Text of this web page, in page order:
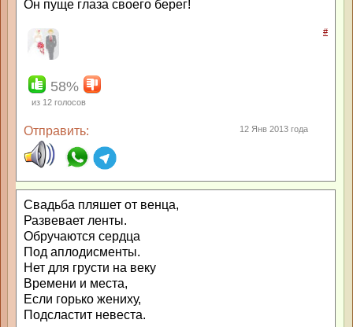
Он пуще глаза своего берег!
#
58%
из 12 голосов
Отправить: 12 Янв 2013 года
Свадьба пляшет от венца,
Развевает ленты.
Обручаются сердца
Под аплодисменты.
Нет для грусти на веку
Времени и места,
Если горько жениху,
Подсластит невеста.